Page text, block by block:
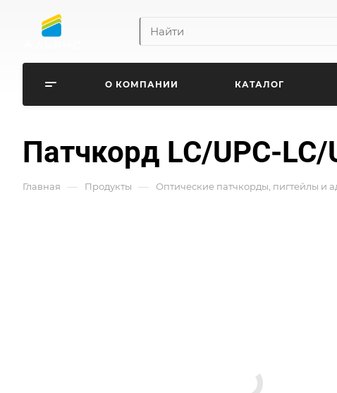
О КОМПАНИИ КАТАЛОГ
Патчкорд LC/UPC-
Главная — Продукты — Оптические патчкорды, пигтейлы и